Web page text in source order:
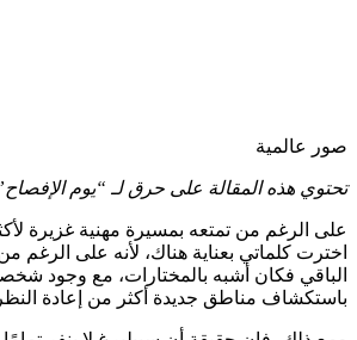
صور عالمية
تحتوي هذه المقالة على حرق لـ “يوم
باستكشاف مناطق جديدة أكثر من إعادة